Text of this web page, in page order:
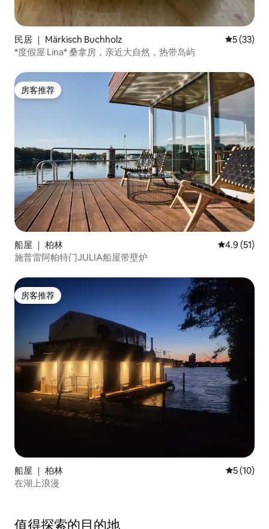
民居 ｜ Märkisch Buchholz 平均评分
5 (33)
*度假屋 Lina* 桑拿房，亲近大自然，热带岛屿
房客推荐
房客推荐
船屋 ｜ 柏林 平均评分
4.9 (51)
施普雷阿帕特门JULIA船屋带壁炉
房客推荐
房客推荐
船屋 ｜ 柏林 平均评分
5 (10)
在湖上浪漫
值得探索的目的地